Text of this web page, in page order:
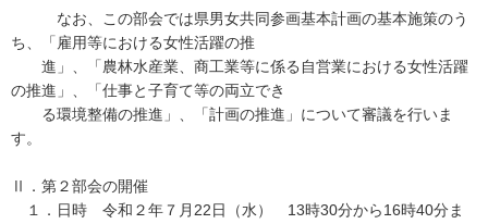
なお、この部会では県男女共同参画基本計画の基本施策のう
ち、「雇用等における女性活躍の推
進」、「農林水産業、商工業等に係る自営業における女性活躍
の推進」、「仕事と子育て等の両立でき
る環境整備の推進」、「計画の推進」について審議を行いま
す。
Ⅱ．第２部会の開催
１．日時 令和２年７月22日（水） 13時30分から16時40分ま